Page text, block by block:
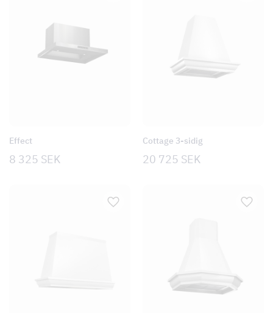
Effect
8 325 SEK
Cottage 3-sidig
20 725 SEK